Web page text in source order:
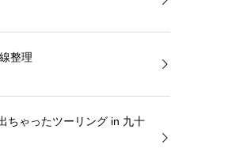
整理
ちゃったツーリング in 九十